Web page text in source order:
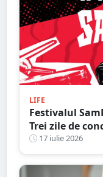
LIFE
Festivalul
Trei zile de
Octombrie
17 iulie 2026